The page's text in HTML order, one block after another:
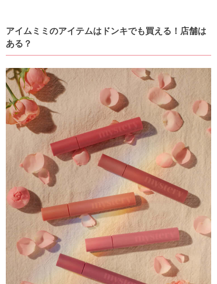
アイムミミのアイテムはドンキでも買える！店舗は
ある？